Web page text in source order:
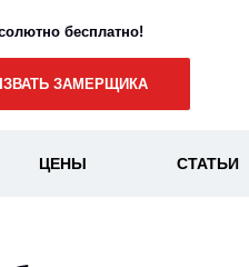
бесплатно!
ЗАМЕРЩИКА
ЦЕНЫ СТАТЬИ